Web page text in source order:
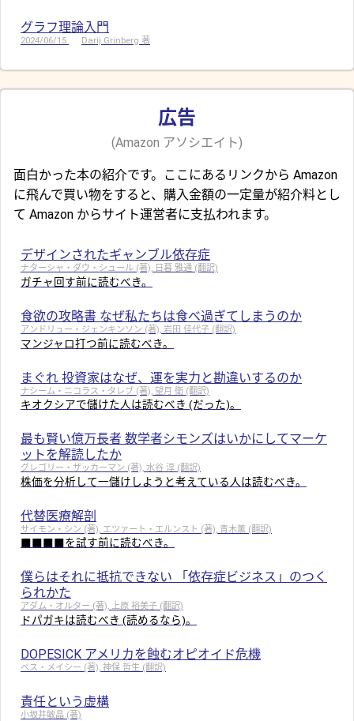
グラフ理論入門
2024/06/15 Darij Grinberg 著
広告
(Amazon アソシエイト)
面白かった本の紹介です。ここにあるリンクから Amazon
に飛んで買い物をすると、購入金額の一定量が紹介料とし
て Amazon からサイト運営者に支払われます。
デザインされたギャンブル依存症
ナターシャ・ダウ・シュール (著), 日暮 雅通 (翻訳)
ガチャ回す前に読むべき。
食欲の攻略書 なぜ私たちは食べ過ぎてしまうのか
アンドリュー・ジェンキンソン (著), 岩田 佳代子 (翻訳)
マンジャロ打つ前に読むべき。
まぐれ 投資家はなぜ、運を実力と勘違いするのか
ナシーム・ニコラス・タレブ (著), 望月 衛 (翻訳)
キオクシアで儲けた人は読むべき (だった)。
最も賢い億万長者 数学者シモンズはいかにしてマーケ
ットを解読したか
グレゴリー・ザッカーマン (著), 水谷 淳 (翻訳)
株価を分析して一儲けしようと考えている人は読むべき。
代替医療解剖
サイモン・シン (著), エツァート・エルンスト (著), 青木薫 (翻訳)
■■■■を試す前に読むべき。
僕らはそれに抵抗できない 「依存症ビジネス」のつく
られかた
アダム・オルター (著), 上原 裕美子 (翻訳)
ドパガキは読むべき (読めるなら)。
DOPESICK アメリカを蝕むオピオイド危機
ベス・メイシー (著), 神保 哲生 (翻訳)
責任という虚構
小坂井敏晶 (著)